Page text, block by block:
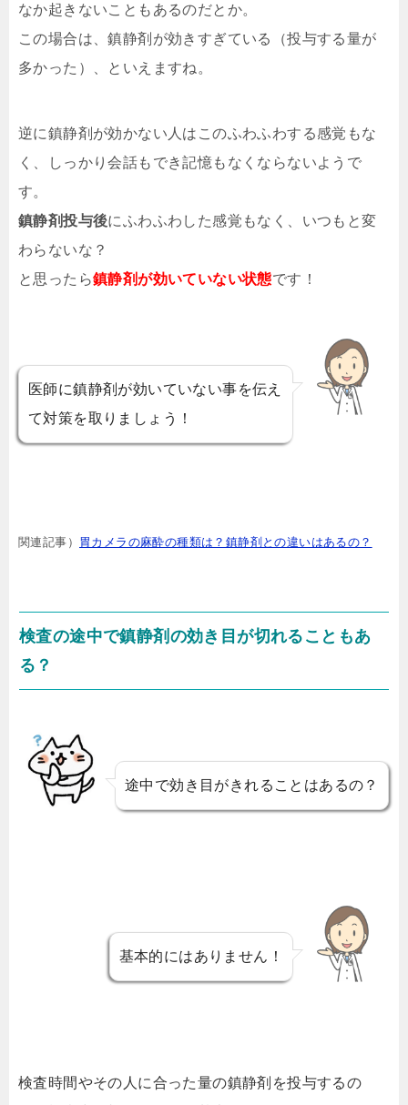
なか起きないこともあるのだとか。
この場合は、鎮静剤が効きすぎている（投与する量が
多かった）、といえますね。
逆に鎮静剤が効かない人はこのふわふわする感覚もな
く、しっかり会話もでき記憶もなくならないようで
す。
鎮静剤投与後にふわふわした感覚もなく、いつもと変
わらないな？
と思ったら鎮静剤が効いていない状態です！
医師に鎮静剤が効いていない事を伝え
て対策を取りましょう！
関連記事） 胃カメラの麻酔の種類は？鎮静剤との違いはあるの？
検査の途中で鎮静剤の効き目が切れることもあ
る？
途中で効き目がきれることはあるの？
基本的にはありません！
検査時間やその人に合った量の鎮静剤を投与するの